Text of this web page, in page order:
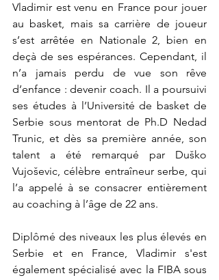
Vladimir est venu en France pour jouer
au basket, mais sa carrière de joueur
s’est arrêtée en Nationale 2, bien en
deçà de ses espérances. Cependant, il
n’a jamais perdu de vue son rêve
d’enfance : devenir coach. Il a poursuivi
ses études à l’Université de basket de
Serbie sous mentorat de Ph.D Nedad
Trunic, et dès sa première année, son
talent a été remarqué par Duško
Vujoševic, célèbre entraîneur serbe, qui
l’a appelé à se consacrer entièrement
au coaching à l’âge de 22 ans.
Diplômé des niveaux les plus élevés en
Serbie et en France, Vladimir s'est
également spécialisé avec la FIBA sous